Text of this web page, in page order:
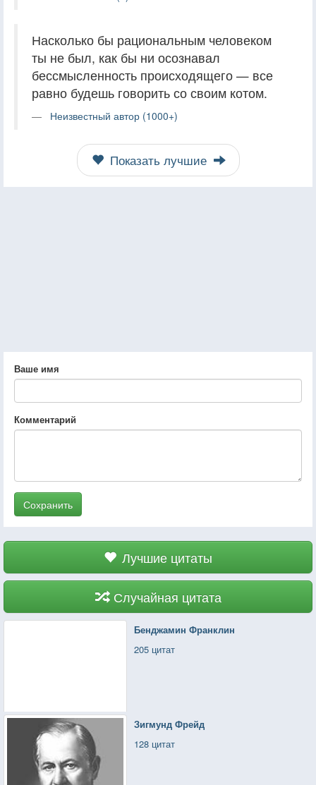
Насколько бы рациональным человеком
ты не был, как бы ни осознавал
бессмысленность происходящего — все
равно будешь говорить со своим котом.
Неизвестный автор (1000+)
Показать лучшие
Ваше имя
Комментарий
Сохранить
Лучшие цитаты
Случайная цитата
Бенджамин Франклин
205 цитат
Зигмунд Фрейд
128 цитат